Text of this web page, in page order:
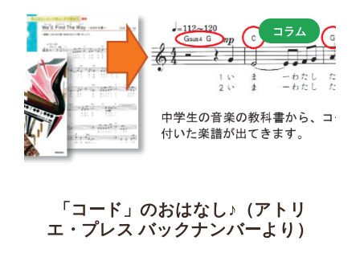
コラム
「コード」のおはなし♪（アトリ
エ・プレス バックナンバーより）